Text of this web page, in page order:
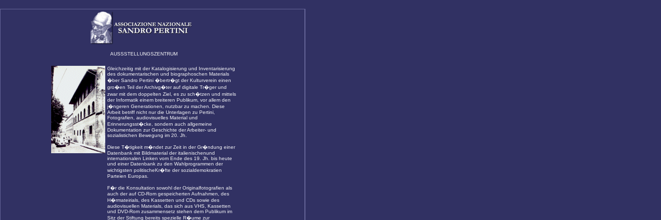
AUSSSTELLUNGSZENTRUM
Gleichzeitig mit der Katalogisierung und Inventarisierung
des dokumentarischen und biographoschen Materials
�ber Sandro Pertini �bertr�gt der Kulturverein einen
gro�en Teil der Archivg�ter auf digitale Tr�ger und
zwar mit dem doppelten Ziel, es zu sch�tzen und mittels
der Informatik einem breiteren Publikum, vor allem den
j�ngeren Generationen, nutzbar zu machen. Diese
Arbeit betriff nicht nur die Unterlagen zu Pertini,
Fotografien, audiovisuelles Material und
Erinnerungsst�cke, sondern auch allgemeine
Dokumentation zur Geschichte der Arbeiter- und
sozialistichen Bewegung im 20. Jh.
Diese T�tigkeit m�ndet zur Zeit in der Gr�ndung einer
Datenbank mit Bildmaterial der italienischenund
internationalen Linken vom Ende des 19. Jh. bis heute
und einer Datenbank zu den Wahlprogrammen der
wichtigsten politischeKr�fte der sozialdemokratien
Parteien Europas.
F�r die Konsultation sowohl der Originalfotografien als
auch der auf CD-Rom gespeicherten Aufnahmen, des
H�rmateirials, des Kassetten und CDs sowie des
audiovisuellen Materials, das sich aus VHS, Kassetten
und DVD-Rom zusammensetz stehen dem Publikum im
Sitz der Stiftung bereits spezielle R�ume zur